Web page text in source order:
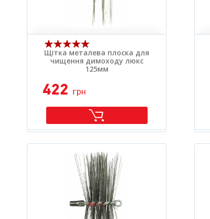
Щітка металева плоска для
чищення димоходу люкс
125мм
422 грн